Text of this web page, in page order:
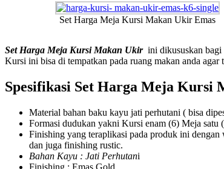
Set Harga Meja Kursi Makan Ukir Emas
Set Harga Meja Kursi Makan Ukir ini dikususkan bagi
Kursi ini bisa di tempatkan pada ruang makan anda
Spesifikasi Set Harga Meja Kursi
Material bahan baku kayu jati perhutani ( bisa
Formasi dudukan yakni Kursi enam (6) Meja satu
Finishing yang teraplikasi pada produk ini dengan
dan juga finishing rustic.
Bahan Kayu : Jati Perhutani